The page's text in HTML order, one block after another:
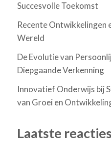
Succesvolle Toekomst
Recente Ontwikkelingen
Wereld
De Evolutie van
Diepgaande Verkenning
Innovatief Onderwijs bij
van Groei en
Laatste reacties